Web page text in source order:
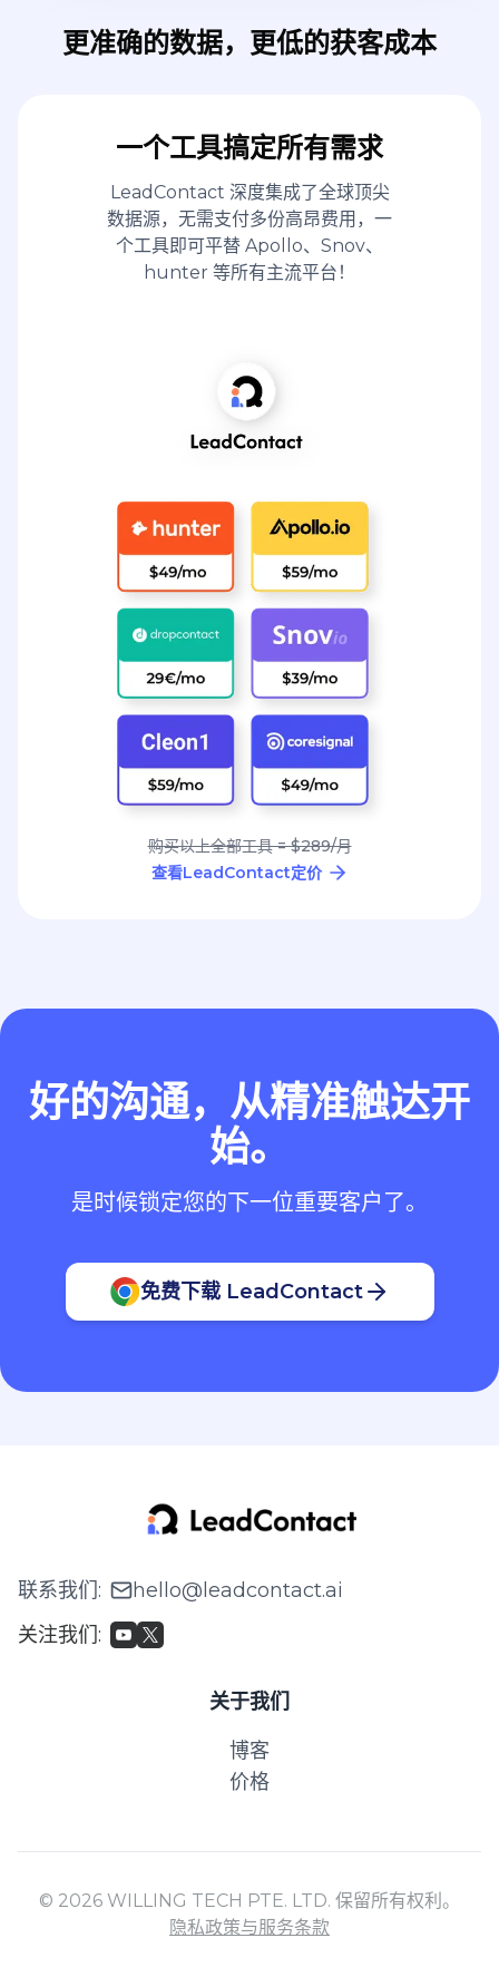
更准确的数据，更低的获客成本
一个工具搞定所有需求
LeadContact 深度集成了全球顶尖
数据源，无需支付多份高昂费用，一
个工具即可平替 Apollo、Snov、
hunter 等所有主流平台！
购买以上全部工具 = $289/月
查看LeadContact定价
好的沟通，从精准触达开
始。
是时候锁定您的下一位重要客户了。
免费下载 LeadContact
联系我们:
hello@leadcontact.ai
关注我们:
关于我们
博客
价格
© 2026 WILLING TECH PTE. LTD. 保留所有权利。
隐私政策与服务条款